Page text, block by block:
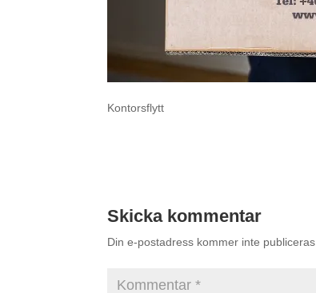
Kontorsflytt
Skicka kommentar
Din e-postadress kommer inte publiceras.